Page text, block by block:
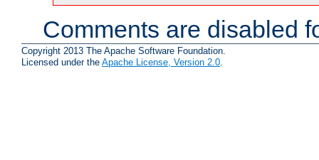
Comments are disabled
Copyright 2013 The Apache Software Foundation.
Licensed under the Apache License, Version 2.0.